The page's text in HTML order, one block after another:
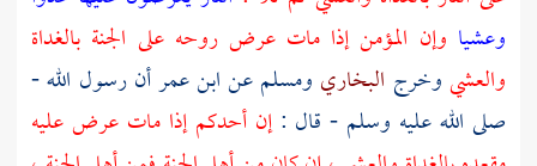
وعشيا وإن المؤمن إذا مات عرض روحه على الجنة بالغداة
والعشيوخرج البخاري ومسلمعنابن عمرأن رسول الله -
صلى الله عليه وسلم - قال :إن أحدكم إذا مات عرض عليه